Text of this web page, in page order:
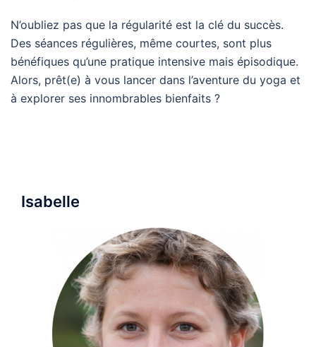
N’oubliez pas que la régularité est la clé du succès.
Des séances régulières, même courtes, sont plus
bénéfiques qu’une pratique intensive mais épisodique.
Alors, prêt(e) à vous lancer dans l’aventure du yoga et
à explorer ses innombrables bienfaits ?
Isabelle